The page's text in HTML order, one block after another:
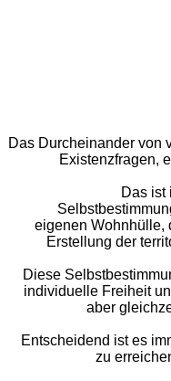
Das Durcheinander von
Existenzfragen,
Das ist
eigenen Wohnhülle,
Erstellung der
Diese
individuelle Freiheit
aber
Entscheidend ist es
zu